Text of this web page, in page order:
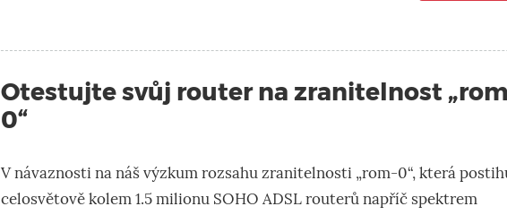
Otestujte svůj router na zranitelnost
0“
V návaznosti na náš výzkum rozsahu zranitelnosti „rom-0“, která
celosvětově kolem 1.5 milionu SOHO ADSL routerů napříč spektrem